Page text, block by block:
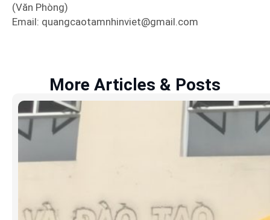
(Văn Phòng)
Email: quangcaotamnhinviet@gmail.com
More Articles & Posts